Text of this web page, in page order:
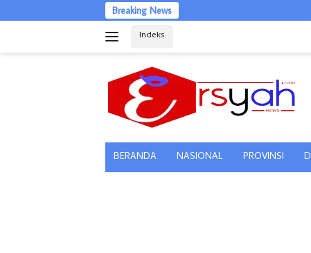
Breaking News
Indeks
BERANDA NASIONAL PROVINSI